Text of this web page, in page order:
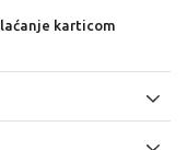
karticom